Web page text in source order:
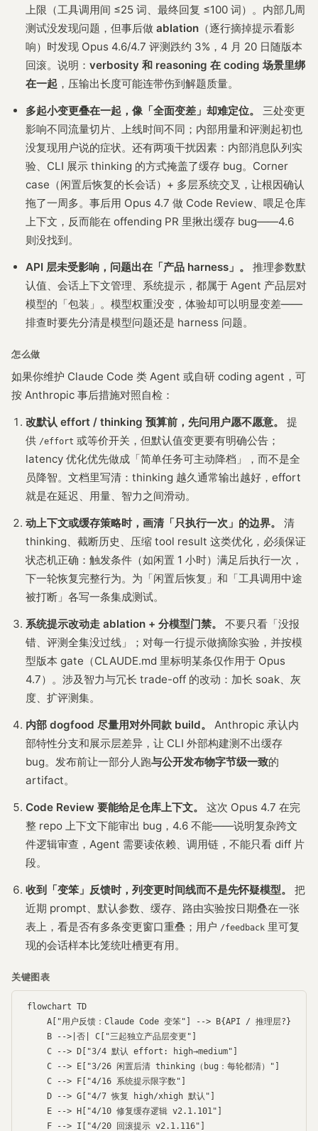
上限（工具调用间 ≤25 词、最终回复 ≤100 词）。内部几周
测试没发现问题，但事后做 ablation （逐行摘掉提示看影
响）时发现 Opus 4.6/4.7 评测跌约 3%，4 月 20 日随版本
回滚。说明： verbosity 和 reasoning 在 coding 场景里绑
在一起 ，压输出长度可能连带伤到解题质量。
多起小变更叠在一起，像「全面变差」却难定位。
三处变更
影响不同流量切片、上线时间不同；内部用量和评测起初也
没复现用户说的症状。还有两项干扰因素：内部消息队列实
验、CLI 展示 thinking 的方式掩盖了缓存 bug。Corner
case（闲置后恢复的长会话）+ 多层系统交叉，让根因确认
拖了一周多。事后用 Opus 4.7 做 Code Review、喂足仓库
上下文，反而能在 offending PR 里揪出缓存 bug——4.6
则没找到。
API 层未受影响，问题出在「产品 harness」。
推理参数默
认值、会话上下文管理、系统提示，都属于 Agent 产品层对
模型的「包装」。模型权重没变，体验却可以明显变差——
排查时要先分清是模型问题还是 harness 问题。
怎么做
如果你维护 Claude Code 类 Agent 或自研 coding agent，可
按 Anthropic 事后措施对照自检：
改默认 effort / thinking 预算前，先问用户愿不愿意。
提
供 /effort 或等价开关，但默认值变更要有明确公告；
latency 优化优先做成「简单任务可主动降档」，而不是全
员降智。文档里写清：thinking 越久通常输出越好，effort
就是在延迟、用量、智力之间滑动。
动上下文或缓存策略时，画清「只执行一次」的边界。
清
thinking、截断历史、压缩 tool result 这类优化，必须保证
状态机正确：触发条件（如闲置 1 小时）满足后执行一次，
下一轮恢复完整行为。为「闲置后恢复」和「工具调用中途
被打断」各写一条集成测试。
系统提示改动走 ablation + 分模型门禁。
不要只看「没报
错、评测全集没过线」；对每一行提示做摘除实验，并按模
型版本 gate（CLAUDE.md 里标明某条仅作用于 Opus
4.7）。涉及智力与冗长 trade-off 的改动：加长 soak、灰
度、扩评测集。
内部 dogfood 尽量用对外同款 build。
Anthropic 承认内
部特性分支和展示层差异，让 CLI 外部构建测不出缓存
bug。发布前让一部分人跑与公开发布物字节级一致的
artifact。
Code Review 要能给足仓库上下文。
这次 Opus 4.7 在完
整 repo 上下文下能审出 bug，4.6 不能——说明复杂跨文
件逻辑审查，Agent 需要读依赖、调用链，不能只看 diff 片
段。
收到「变笨」反馈时，列变更时间线而不是先怀疑模型。
把
近期 prompt、默认参数、缓存、路由实验按日期叠在一张
表上，看是否有多条变更窗口重叠；用户 /feedback 里可复
现的会话样本比笼统吐槽更有用。
关键图表
flowchart TD
    A["用户反馈：Claude Code 变笨"] --> B{API / 推理层?}
    B -->|否| C["三起独立产品层变更"]
    C --> D["3/4 默认 effort: high→medium"]
    C --> E["3/26 闲置后清 thinking（bug：每轮都清）"]
    C --> F["4/16 系统提示限字数"]
    D --> G["4/7 恢复 high/xhigh 默认"]
    E --> H["4/10 修复缓存逻辑 v2.1.101"]
    F --> I["4/20 回滚提示 v2.1.116"]